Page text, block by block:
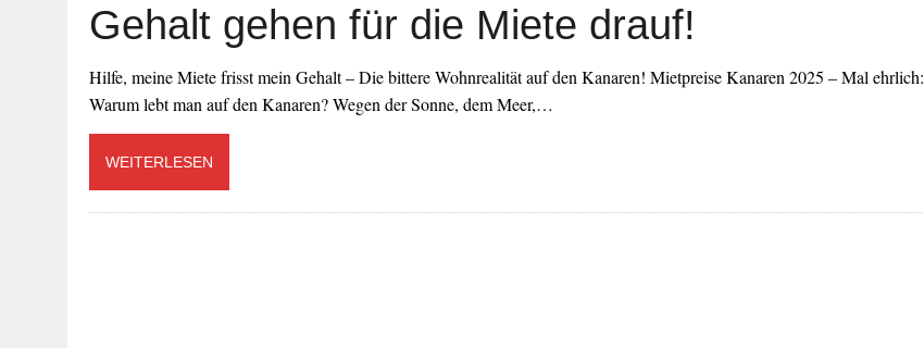
Gehalt gehen für die Miete drauf!
Hilfe, meine Miete frisst mein Gehalt – Die bittere Wohnrealität auf den Kanaren! Mietpreise Kanaren 2025 – Mal ehrlich:
Warum lebt man auf den Kanaren? Wegen der Sonne, dem Meer,…
WEITERLESEN